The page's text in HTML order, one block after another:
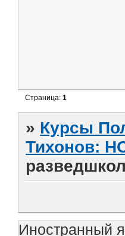
Страница:1
» Курсы
Тихонов:
Иностранный